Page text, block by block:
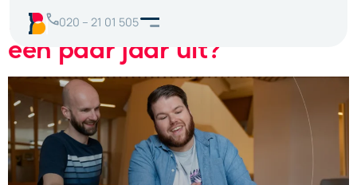
020 – 21 01 505
Hoe zien websites erover
een paar jaar uit?